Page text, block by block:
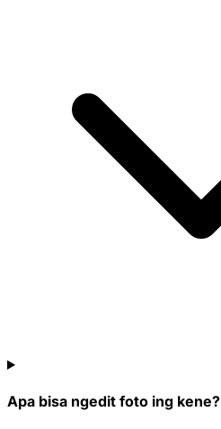
Apa bisa ngedit foto ing kene?